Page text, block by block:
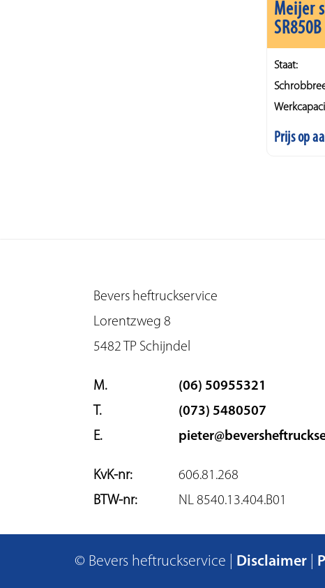
Meijer
SR850B
Staat:
Prijs op
Bevers heftruckservice
Lorentzweg 8
5482 TP Schijndel
M.
(06) 50955321
T.
(073) 5480507
E.
KvK-nr:
606.81.268
BTW-nr:
NL 8540.13.404.B01
© Bevers heftruckservice Disclaimer